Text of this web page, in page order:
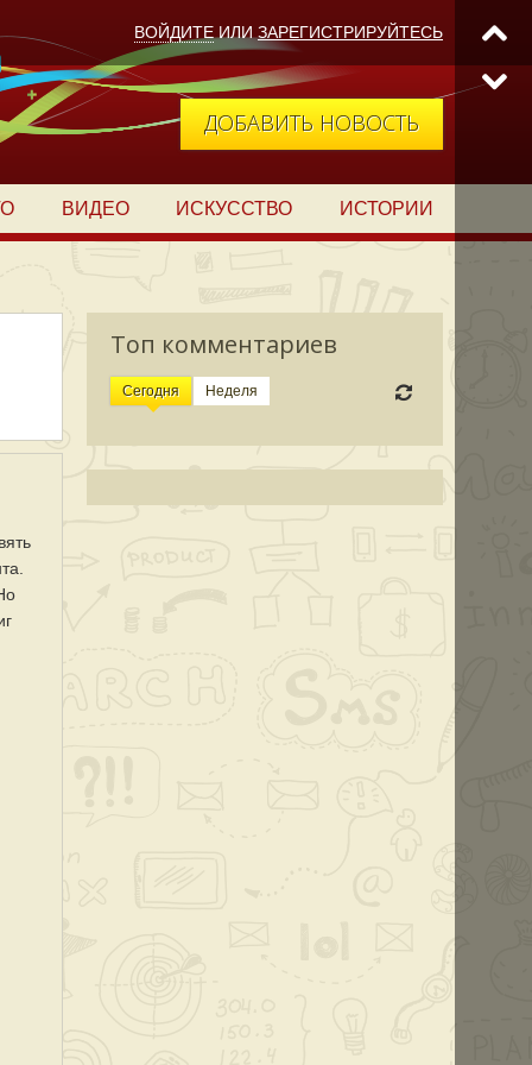
ВОЙДИТЕ ИЛИ ЗАРЕГИСТРИРУЙТЕСЬ
ДОБАВИТЬ НОВОСТЬ
ВИДЕО ИСКУССТВО ИСТОРИИ
Топ комментариев
Сегодня Неделя